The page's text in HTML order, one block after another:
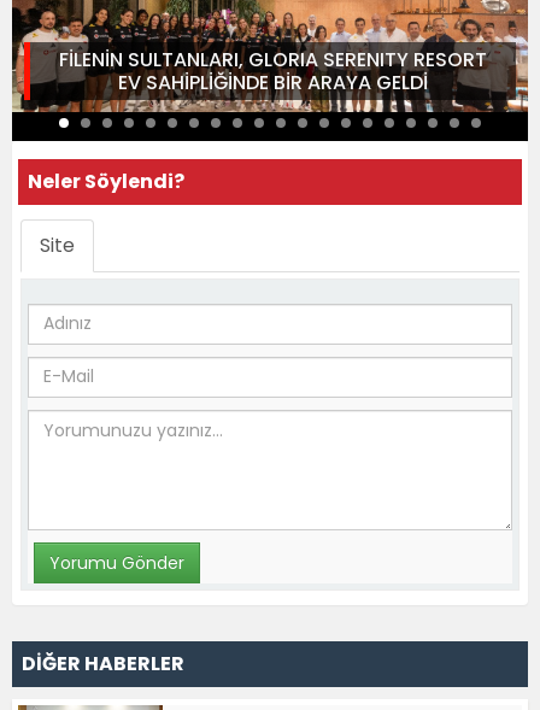
FİLENİN SULTANLARI, GLORIA SERENITY RESORT
EV SAHİPLİĞİNDE BİR ARAYA GELDİ
Neler Söylendi?
Site
DİĞER HABERLER